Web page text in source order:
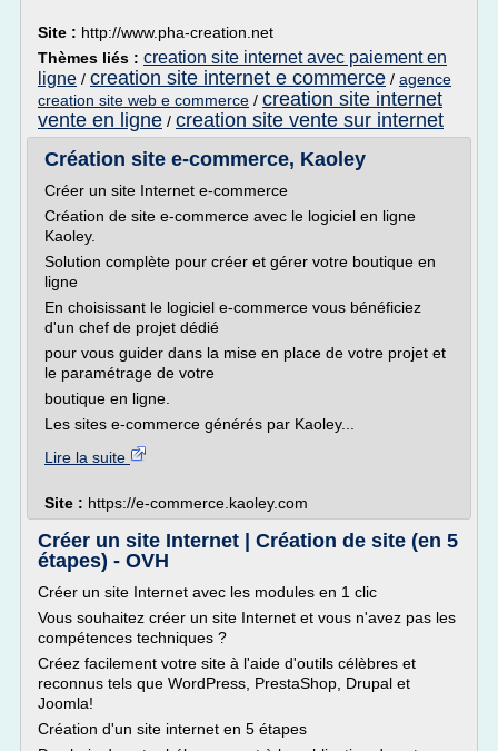
Site : http://www.pha-creation.net
Thèmes liés : creation site internet avec paiement en
ligne / creation site internet e commerce / agence
creation site web e commerce / creation site internet
vente en ligne / creation site vente sur internet
Création site e-commerce, Kaoley
Créer un site Internet e-commerce
Création de site e-commerce avec le logiciel en ligne
Kaoley.
Solution complète pour créer et gérer votre boutique en
ligne
En choisissant le logiciel e-commerce vous bénéficiez
d'un chef de projet dédié
pour vous guider dans la mise en place de votre projet et
le paramétrage de votre
boutique en ligne.
Les sites e-commerce générés par Kaoley...
Lire la suite
Site : https://e-commerce.kaoley.com
Créer un site Internet | Création de site (en 5
étapes) - OVH
Créer un site Internet avec les modules en 1 clic
Vous souhaitez créer un site Internet et vous n'avez pas les
compétences techniques ?
Créez facilement votre site à l'aide d'outils célèbres et
reconnus tels que WordPress, PrestaShop, Drupal et
Joomla!
Création d'un site internet en 5 étapes